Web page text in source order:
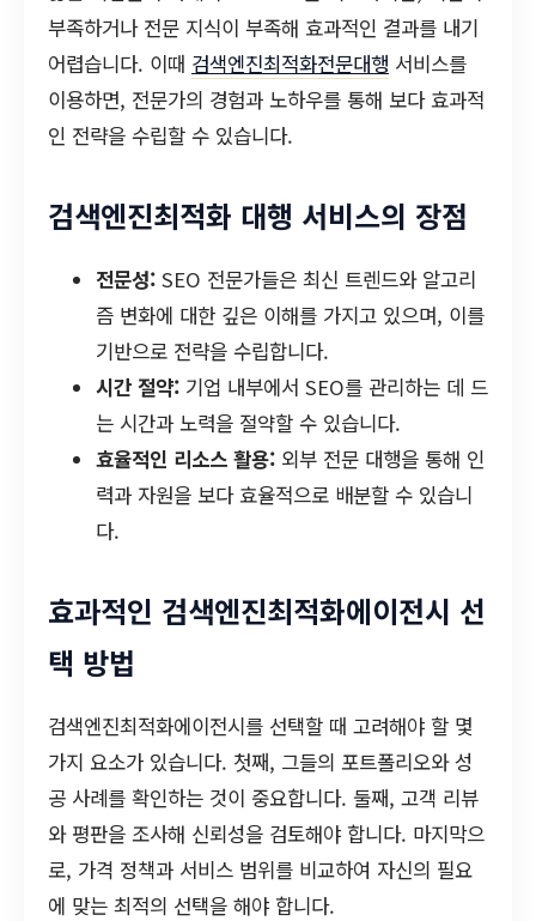
부족하거나 전문 지식이 부족해 효과적인 결과를 내기
어렵습니다. 이때 검색엔진최적화전문대행 서비스를
이용하면, 전문가의 경험과 노하우를 통해 보다 효과적
인 전략을 수립할 수 있습니다.
검색엔진최적화 대행 서비스의 장점
전문성: SEO 전문가들은 최신 트렌드와 알고리
즘 변화에 대한 깊은 이해를 가지고 있으며, 이를
기반으로 전략을 수립합니다.
시간 절약: 기업 내부에서 SEO를 관리하는 데 드
는 시간과 노력을 절약할 수 있습니다.
효율적인 리소스 활용: 외부 전문 대행을 통해 인
력과 자원을 보다 효율적으로 배분할 수 있습니
다.
효과적인 검색엔진최적화에이전시 선
택 방법
검색엔진최적화에이전시를 선택할 때 고려해야 할 몇
가지 요소가 있습니다. 첫째, 그들의 포트폴리오와 성
공 사례를 확인하는 것이 중요합니다. 둘째, 고객 리뷰
와 평판을 조사해 신뢰성을 검토해야 합니다. 마지막으
로, 가격 정책과 서비스 범위를 비교하여 자신의 필요
에 맞는 최적의 선택을 해야 합니다.